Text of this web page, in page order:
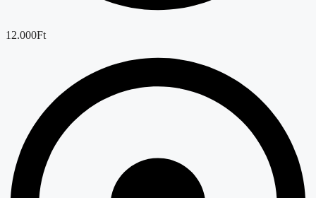
12.000Ft